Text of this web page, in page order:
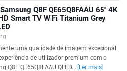
Samsung Q8F QE65Q8FAAU 65'' 4K
Smart TV WiFi Titanium Grey
uma qualidade de imagem excecional
de utilizador premium com o
Q8F QE65Q8FAAU QLED...
[Ler mais]